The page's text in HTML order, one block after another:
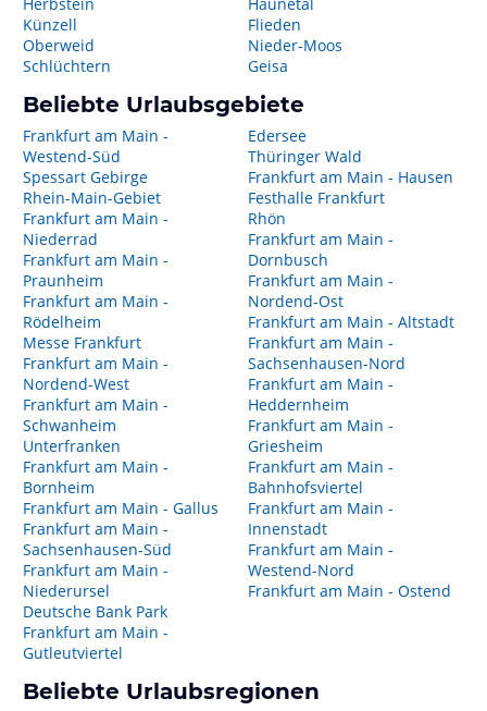
Künzell
Oberweid
Schlüchtern
Flieden
Nieder-Moos
Geisa
Beliebte Urlaubsgebiete
Frankfurt am Main -
Westend-Süd
Spessart Gebirge
Rhein-Main-Gebiet
Frankfurt am Main -
Niederrad
Frankfurt am Main -
Praunheim
Frankfurt am Main -
Rödelheim
Messe Frankfurt
Frankfurt am Main -
Nordend-West
Frankfurt am Main -
Schwanheim
Unterfranken
Frankfurt am Main -
Bornheim
Frankfurt am Main - Gallus
Frankfurt am Main -
Sachsenhausen-Süd
Frankfurt am Main -
Niederursel
Deutsche Bank Park
Frankfurt am Main -
Gutleutviertel
Edersee
Thüringer Wald
Frankfurt am Main - Hausen
Festhalle Frankfurt
Rhön
Frankfurt am Main -
Dornbusch
Frankfurt am Main -
Nordend-Ost
Frankfurt am Main - Altstadt
Frankfurt am Main -
Sachsenhausen-Nord
Frankfurt am Main -
Heddernheim
Frankfurt am Main -
Griesheim
Frankfurt am Main -
Bahnhofsviertel
Frankfurt am Main -
Innenstadt
Frankfurt am Main -
Westend-Nord
Frankfurt am Main - Ostend
Beliebte Urlaubsregionen